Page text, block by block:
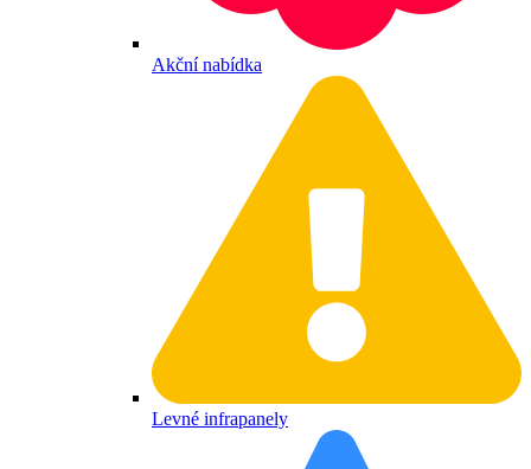
Akční nabídka
Levné infrapanely